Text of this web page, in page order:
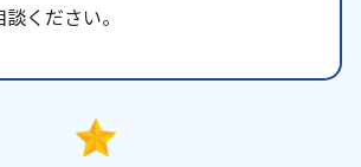
ください。